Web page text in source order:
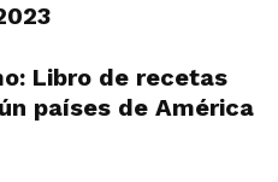
Libro de recetas
países de América